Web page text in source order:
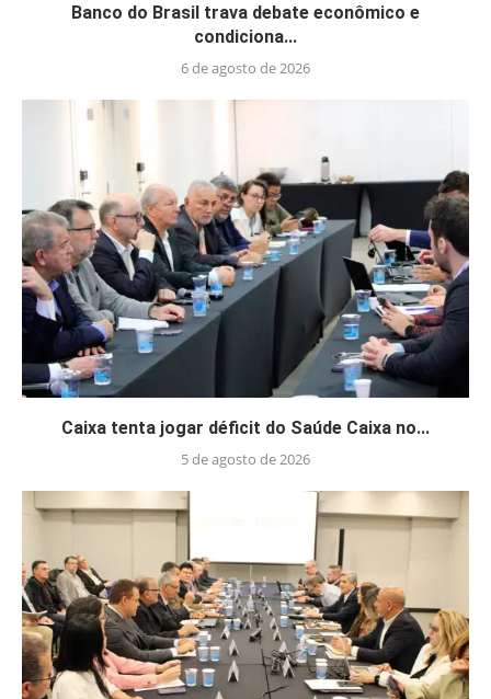
Banco do Brasil trava debate econômico e
condiciona...
6 de agosto de 2026
Caixa tenta jogar déficit do Saúde Caixa no...
5 de agosto de 2026